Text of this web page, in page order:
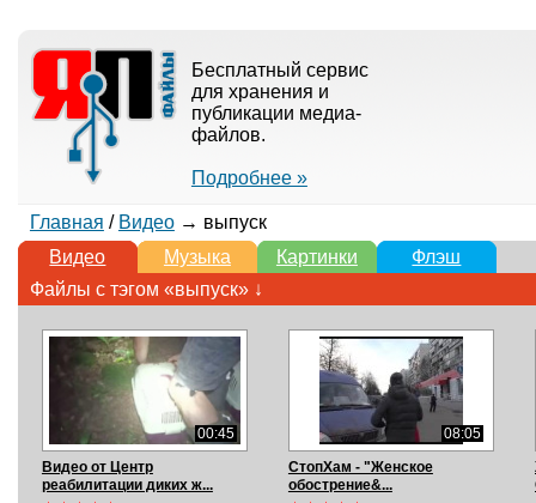
Бесплатный сервис
для хранения и
публикации медиа-
файлов.
Подробнее »
Главная / Видео→ выпуск
Видео
Музыка Картинки
Флэш
Файлы с тэгом «выпуск» ↓
00:45
Видео от Центр
реабилитации диких ж...
08:05
СтопХам - "Женское
обострение&...